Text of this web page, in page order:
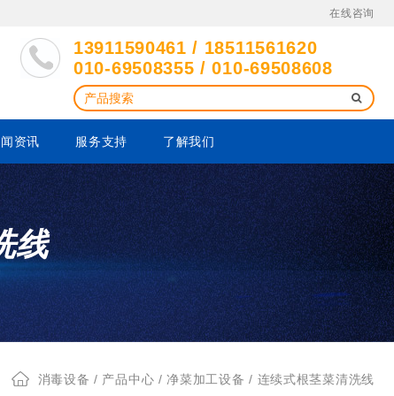
在线咨询
13911590461 / 18511561620
010-69508355 / 010-69508608
资讯 服务支持 了解我们
线
消毒设备 / 产品中心 /净菜加工设备 / 连续式根茎菜清洗线